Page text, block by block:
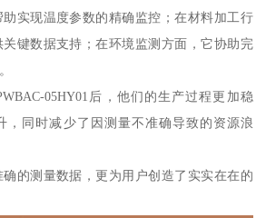
实现温度参数的精确监控；在材料加工行
键数据支持；在环境监测方面，它协助完
05HY01后，他们的生产过程更加稳
，同时减少了因测量不准确导致的资源浪
的测量数据，更为用户创造了实实在在的